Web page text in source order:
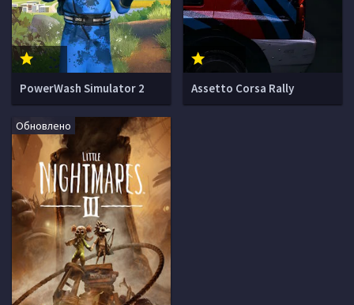
PowerWash Simulator 2 Assetto Corsa Rally
Обновлено